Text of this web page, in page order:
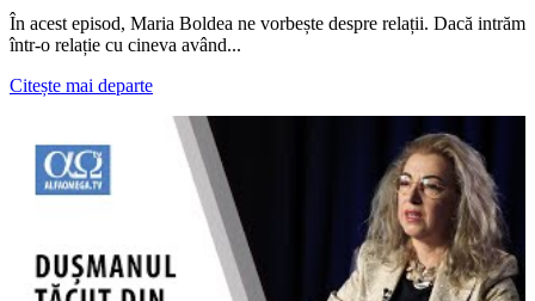
În acest episod, Maria Boldea ne vorbește despre relații. Dacă intrăm
într-o relație cu cineva având...
Citește mai departe